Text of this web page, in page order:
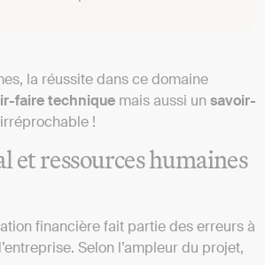
la réussite dans ce domaine
faire technique mais aussi un savoir-
irréprochable !
et ressources humaines
financière fait partie des erreurs à
Selon l’ampleur du projet,